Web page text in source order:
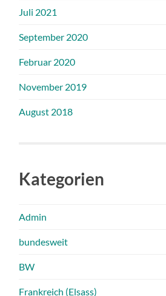
Juli 2021
September 2020
Februar 2020
November 2019
August 2018
Kategorien
Admin
bundesweit
BW
Frankreich (Elsass)